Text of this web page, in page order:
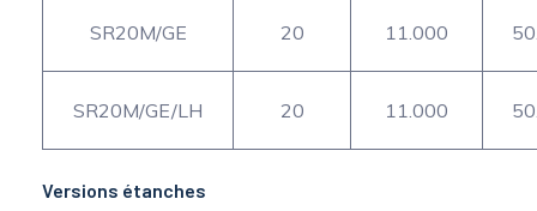
SR20M/GE 20 11.000
SR20M/GE/LH 20 11.000
Versions étanches